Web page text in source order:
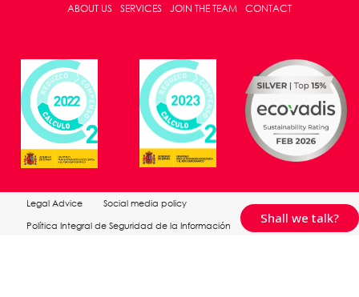
Shall we talk?
ABOUT US SERVICES JOIN THE TEAM CONTACT
Legal Advice
Social media policy
Política Integral de Seguridad de la Información